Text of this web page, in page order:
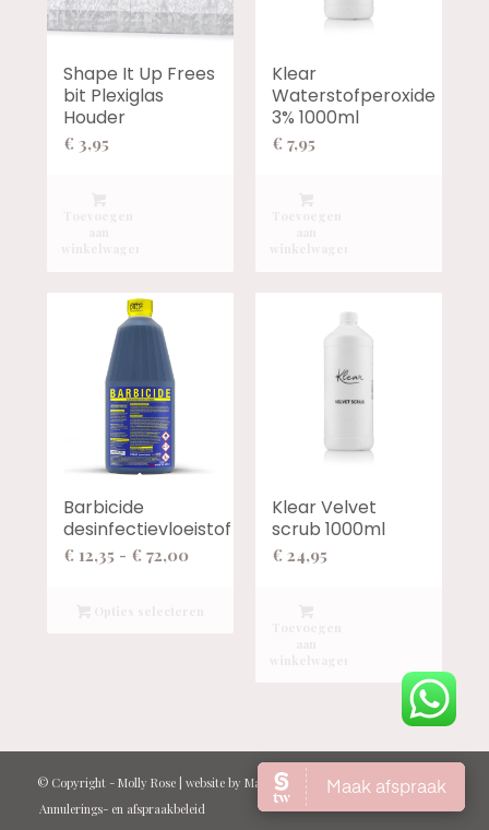
Shape It Up Frees
bit Plexiglas
Houder
€ 3,95
Klear
Waterstofperoxide
3% 1000ml
€ 7,95
Barbicide
desinfectievloeistof
€ 12,35 - € 72,00Prijsklasse:
Klear Velvet
scrub 1000ml
€ 24,95
© Copyright - Molly Rose| website by Marcel Kraan
Annulerings- en afspraakbeleid